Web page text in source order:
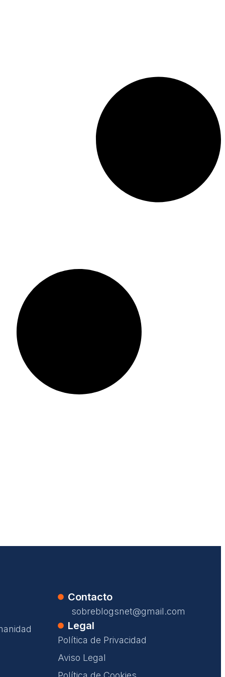
Contacto
sobreblogsnet@gmail.com
Legal
Política de Privacidad
Aviso Legal